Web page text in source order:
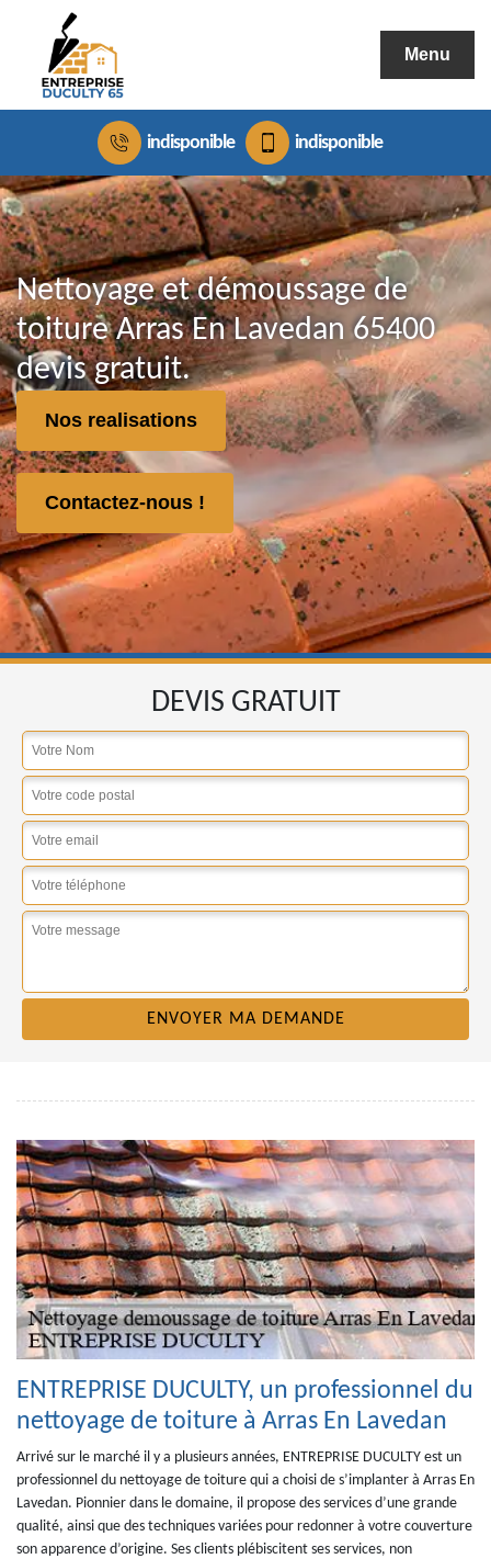
Menu
indisponible indisponible
Nettoyage et démoussage de
toiture Arras En Lavedan 65400
devis gratuit.
Nos realisations
Contactez-nous !
DEVIS GRATUIT
ENTREPRISE DUCULTY, un professionnel du
nettoyage de toiture à Arras En Lavedan
Arrivé sur le marché il y a plusieurs années, ENTREPRISE DUCULTY est un
professionnel du nettoyage de toiture qui a choisi de s’implanter à Arras En
Lavedan. Pionnier dans le domaine, il propose des services d’une grande
qualité, ainsi que des techniques variées pour redonner à votre couverture
son apparence d’origine. Ses clients plébiscitent ses services, non